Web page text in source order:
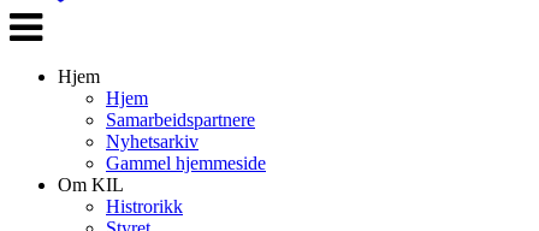
Veksle
navigasjon
Hjem
Hjem
Samarbeidspartnere
Nyhetsarkiv
Gammel hjemmeside
Om KIL
Histrorikk